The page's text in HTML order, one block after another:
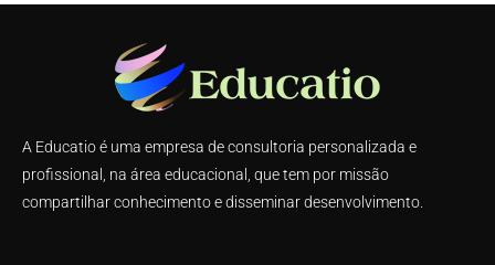
A Educatio é uma empresa de consultoria personalizada e
profissional, na área educacional, que tem por missão
compartilhar conhecimento e disseminar desenvolvimento.